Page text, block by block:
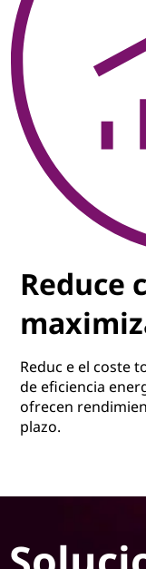
Reduce
Reduc e el coste
de eficiencia
ofrecen
plazo.